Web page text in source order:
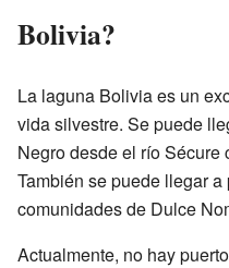
Bolivia?
La laguna Bolivia es un
vida silvestre. Se puede
Negro desde el río Sécure
También se puede llegar
comunidades de Dulce
Actualmente, no hay